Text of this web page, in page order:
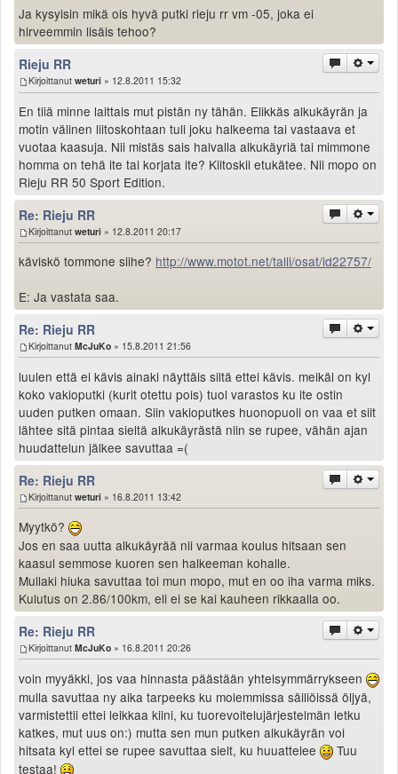
Helsingin sää
Tampereen sää
Oulun sää
Kuopion sää
Rovaniemen sää
MUUT
VIP-jäsenyys
Paidat ja vaatteet
Suunnittele oma paita
Mainostus
Palaute
Kevytversio
Ja kysyisin mikä ois hyvä putki rieju rr vm -05, joka ei
hirveemmin lisäis tehoo?
Rieju RR
Kirjoittanut weturi » 12.8.2011 15:32
En tiiä minne laittais mut pistän ny tähän. Elikkäs alkukäyrän ja
motin välinen liitoskohtaan tuli joku halkeema tai vastaava et
vuotaa kaasuja. Nii mistäs sais halvalla alkukäyriä tai mimmone
homma on tehä ite tai korjata ite? Kiitoskii etukätee. Nii mopo on
Rieju RR 50 Sport Edition.
Re: Rieju RR
Kirjoittanut weturi » 12.8.2011 20:17
käviskö tommone siihe? http://www.motot.net/talli/osat/id22757/
E: Ja vastata saa.
Re: Rieju RR
Kirjoittanut McJuKo » 15.8.2011 21:56
luulen että ei kävis ainaki näyttäis siltä ettei kävis. meikäl on kyl
koko vakioputki (kurit otettu pois) tuol varastos ku ite ostin
uuden putken omaan. Siin vakioputkes huonopuoli on vaa et siit
lähtee sitä pintaa sieltä alkukäyrästä niin se rupee, vähän ajan
huudattelun jälkee savuttaa =(
Re: Rieju RR
Kirjoittanut weturi » 16.8.2011 13:42
Myytkö?
Jos en saa uutta alkukäyrää nii varmaa koulus hitsaan sen
kaasul semmose kuoren sen halkeeman kohalle.
Mullaki hiuka savuttaa toi mun mopo, mut en oo iha varma miks.
Kulutus on 2.86/100km, eli ei se kai kauheen rikkaalla oo.
Re: Rieju RR
Kirjoittanut McJuKo » 16.8.2011 20:26
voin myyäkki, jos vaa hinnasta päästään yhteisymmärrykseen
mulla savuttaa ny aika tarpeeks ku molemmissa säiliöissä öljyä,
varmistettii ettei leikkaa kiini, ku tuorevoitelujärjestelmän letku
katkes, mut uus on:) mutta sen mun putken alkukäyrän voi
hitsata kyl ettei se rupee savuttaa sielt, ku huuattelee
Tuu
testaa!